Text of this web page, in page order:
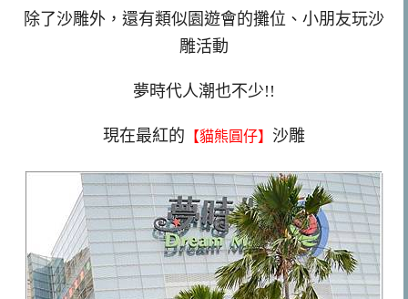
除了沙雕外，還有類似園遊會的攤位、小朋友玩沙
雕活動
夢時代人潮也不少!!
現在最紅的 【貓熊圓仔】 沙雕